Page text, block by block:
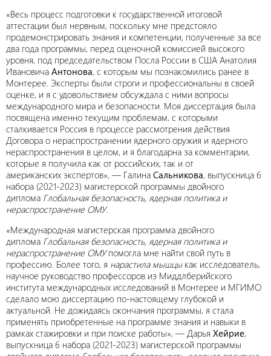
«Весь процесс подготовки к государственной итоговой
аттестации был нервным, поскольку мне предстояло
продемонстрировать знания и компетенции, полученные за все
два года программы, перед оценочной комиссией высокого
уровня, под председательством Посла России в США Анатолия
Ивановича Антонова, с которым мы познакомились ранее в
Монтерее. Эксперты были строги и профессиональны в своей
оценке, и я с удовольствием обсуждала с ними вопросы
международного мира и безопасности. Моя диссертация была
посвящена именно текущим проблемам, с которыми
сталкивается Россия в процессе рассмотрения действия
Договора о нераспространении ядерного оружия и ядерного
нераспространения в целом, и я благодарна за комментарии,
которые я получила как от российских, так и от
американских экспертов», — Галина Сальникова, выпускница 6
набора (2021-2023) магистерской программы двойного
диплома Глобальная безопасность, ядерная политика и
нераспространение ОМУ.
«Международная магистерская программа двойного
диплома Глобальная безопасность, ядерная политика и
нераспространение ОМУпомогла мне найти свой путь в
профессию. Более того, я нарастила мышцы как исследователь,
научное руководство профессоров из Миддлберийского
института международных исследований в Монтерее и МГИМО
сделало мою диссертацию по-настоящему глубокой и
актуальной. Не дожидаясь окончания программы, я стала
применять приобретенные на программе знания и навыки в
рамках стажировки и при поиске работы», — Дарья Хейрие,
выпускница 6 набора (2021-2023) магистерской программы